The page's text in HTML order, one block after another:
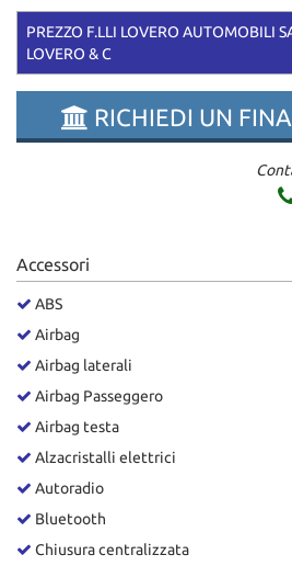
PREZZO F.LLI LOVERO AUTOMOBILI
LOVERO & C
RICHIEDI UN
Accessori
ABS
Airbag
Airbag laterali
Airbag Passeggero
Airbag testa
Alzacristalli elettrici
Autoradio
Bluetooth
Chiusura centralizzata
alla
cookie
Puoi
rivedere
e
qualsiasi
Cookie necessari
Cookie delle preferenze